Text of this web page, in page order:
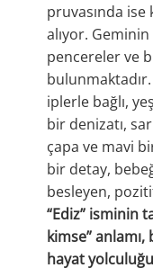
pruvasında
alıyor.
pencereler ve
iplerle bağlı,
bir denizatı,
çapa ve mavi
bir detay,
besleyen,
“Ediz” isminin
kimse” anlamı,
hayat